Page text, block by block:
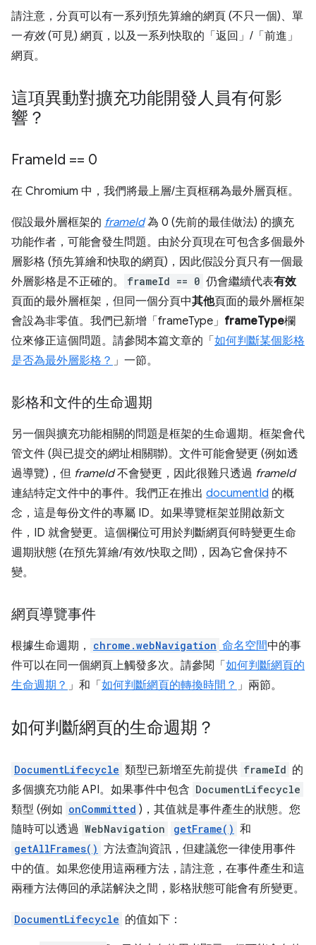
請注意，分頁可以有一系列預先算繪的網頁 (不只一個)、單
一有效(可見) 網頁，以及一系列快取的「返回」/「前進」
網頁。
這項異動對擴充功能開發人員有何影
響？
FrameId == 0
在 Chromium 中，我們將最上層/主頁框稱為最外層頁框。
假設最外層框架的 frameId為 0 (先前的最佳做法) 的擴充
功能作者，可能會發生問題。由於分頁現在可包含多個最外
層影格 (預先算繪和快取的網頁)，因此假設分頁只有一個最
外層影格是不正確的。
frameId == 0 仍會繼續代表有效
頁面的最外層框架，但同一個分頁中其他頁面的最外層框架
會設為非零值。我們已新增「frameType」 frameType欄
位來修正這個問題。請參閱本篇文章的「如何判斷某個影格
是否為最外層影格？ 」一節。
影格和文件的生命週期
另一個與擴充功能相關的問題是框架的生命週期。框架會代
管文件 (與已提交的網址相關聯)。文件可能會變更 (例如透
過導覽)，但 frameId不會變更，因此很難只透過 frameId
連結特定文件中的事件。我們正在推出 documentId 的概
念，這是每份文件的專屬 ID。如果導覽框架並開啟新文
件，ID 就會變更。這個欄位可用於判斷網頁何時變更生命
週期狀態 (在預先算繪/有效/快取之間)，因為它會保持不
變。
網頁導覽事件
根據生命週期， chrome.webNavigation 命名空間中的事
件可以在同一個網頁上觸發多次。請參閱「如何判斷網頁的
生命週期？ 」和「如何判斷網頁的轉換時間？ 」兩節。
如何判斷網頁的生命週期？
DocumentLifecycle 類型已新增至先前提供 frameId 的
多個擴充功能 API。如果事件中包含 DocumentLifecycle
類型 (例如 onCommitted )，其值就是事件產生的狀態。您
隨時可以透過 WebNavigation getFrame() 和
getAllFrames() 方法查詢資訊，但建議您一律使用事件
中的值。如果您使用這兩種方法，請注意，在事件產生和這
兩種方法傳回的承諾解決之間，影格狀態可能會有所變更。
DocumentLifecycle 的值如下：